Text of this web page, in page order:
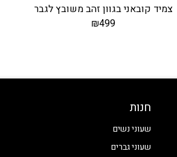
צמיד קובאני בגוון זהב משובץ לגבר
₪499
חנות
שעוני נשים
שעוני גברים